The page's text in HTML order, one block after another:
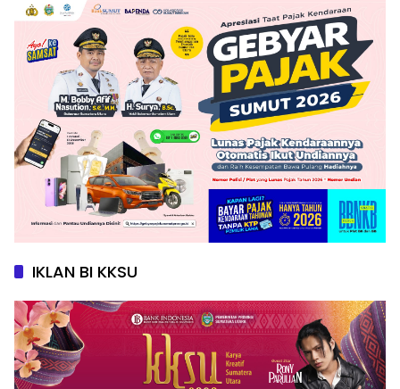
IKLAN BI KKSU